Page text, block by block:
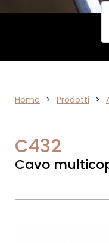
Home > Prodotti >
C432
Cavo